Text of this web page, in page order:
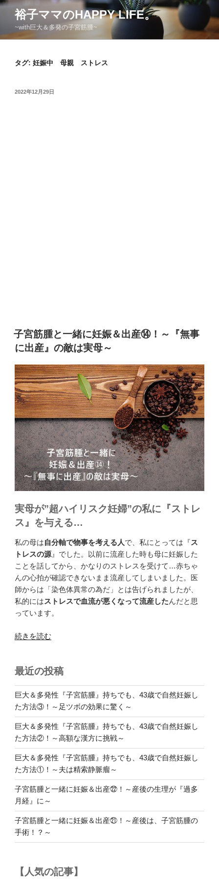
コ
ン
裕子ママのHAPPY LIFE。
~with巨大＆多発の子宮筋腫~
タグ: 妊娠中 母親 ストレス
投
2022年12月29日
子宮筋腫と一緒に妊娠＆出産⑭！～『無事
に出産』の敵は実母～
実母が”超ハイリスク妊婦”の私に『ストレ
ス』を与える…
私の母は自分軸で物事を考える人で、私にとっては『ス
トレスの源』でした。以前に流産した時も母に妊娠した
ことを話してから、かなりのストレスを受けて…赤ちゃ
んの心拍が確認できないまま流産してしまいました。医
師からは「染色体異常の為だ」とは告げられましたが、
私的にはストレスで血流が悪くなって流産したんだと思
っています。
“子
腫
一
緒
に
妊
娠
＆
出
⑭！
～
『無
事
に
続きを読む
最近の投稿
巨大＆多発性『子宮筋腫』持ちでも、43歳で自然妊娠し
た方法③！～足ツボの効果に驚く～
巨大＆多発性『子宮筋腫』持ちでも、43歳で自然妊娠し
た方法②！～高額な漢方に挑戦～
巨大＆多発性『子宮筋腫』持ちでも、43歳で自然妊娠し
た方法①！～夫は精索静脈瘤～
子宮筋腫と一緒に妊娠＆出産㉒！～産後の生理が『過多
月経』に～
子宮筋腫と一緒に妊娠＆出産㉑！～産後は、子宮筋腫の
手術！？～
【人気の記事】